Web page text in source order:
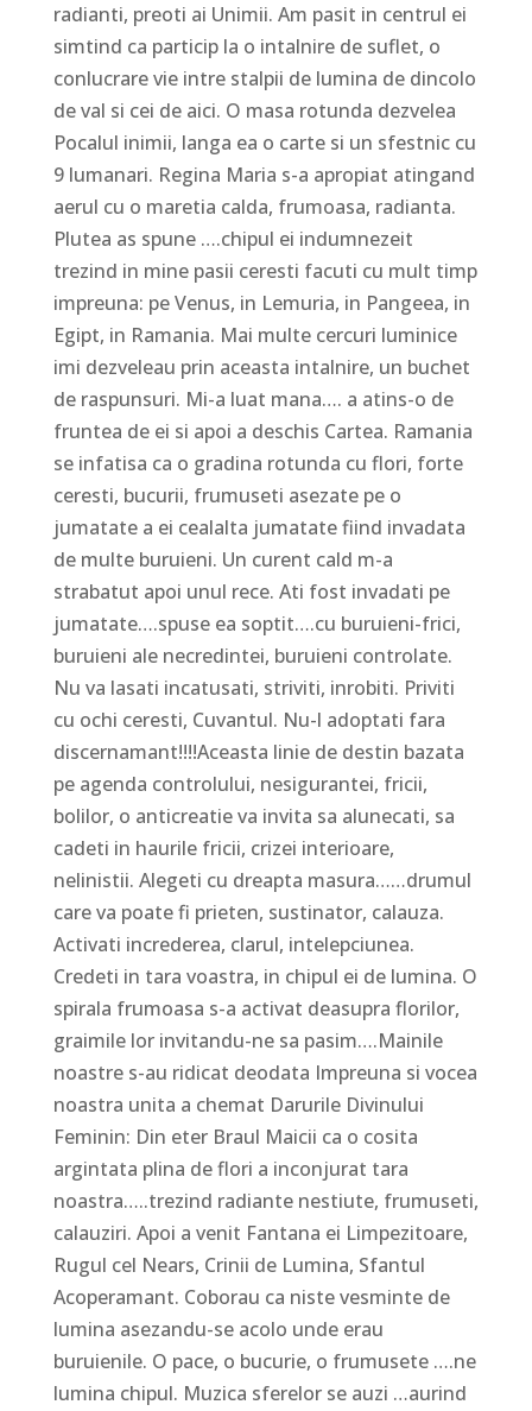
radianti, preoti ai Unimii. Am pasit in centrul ei
simtind ca particip la o intalnire de suflet, o
conlucrare vie intre stalpii de lumina de dincolo
de val si cei de aici. O masa rotunda dezvelea
Pocalul inimii, langa ea o carte si un sfestnic cu
9 lumanari. Regina Maria s-a apropiat atingand
aerul cu o maretia calda, frumoasa, radianta.
Plutea as spune ….chipul ei indumnezeit
trezind in mine pasii ceresti facuti cu mult timp
impreuna: pe Venus, in Lemuria, in Pangeea, in
Egipt, in Ramania. Mai multe cercuri luminice
imi dezveleau prin aceasta intalnire, un buchet
de raspunsuri. Mi-a luat mana…. a atins-o de
fruntea de ei si apoi a deschis Cartea. Ramania
se infatisa ca o gradina rotunda cu flori, forte
ceresti, bucurii, frumuseti asezate pe o
jumatate a ei cealalta jumatate fiind invadata
de multe buruieni. Un curent cald m-a
strabatut apoi unul rece. Ati fost invadati pe
jumatate….spuse ea soptit….cu buruieni-frici,
buruieni ale necredintei, buruieni controlate.
Nu va lasati incatusati, striviti, inrobiti. Priviti
cu ochi ceresti, Cuvantul. Nu-l adoptati fara
discernamant!!!!Aceasta linie de destin bazata
pe agenda controlului, nesigurantei, fricii,
bolilor, o anticreatie va invita sa alunecati, sa
cadeti in haurile fricii, crizei interioare,
nelinistii. Alegeti cu dreapta masura……drumul
care va poate fi prieten, sustinator, calauza.
Activati increderea, clarul, intelepciunea.
Credeti in tara voastra, in chipul ei de lumina. O
spirala frumoasa s-a activat deasupra florilor,
graimile lor invitandu-ne sa pasim….Mainile
noastre s-au ridicat deodata Impreuna si vocea
noastra unita a chemat Darurile Divinului
Feminin: Din eter Braul Maicii ca o cosita
argintata plina de flori a inconjurat tara
noastra…..trezind radiante nestiute, frumuseti,
calauziri. Apoi a venit Fantana ei Limpezitoare,
Rugul cel Nears, Crinii de Lumina, Sfantul
Acoperamant. Coborau ca niste vesminte de
lumina asezandu-se acolo unde erau
buruienile. O pace, o bucurie, o frumusete ….ne
lumina chipul. Muzica sferelor se auzi …aurind